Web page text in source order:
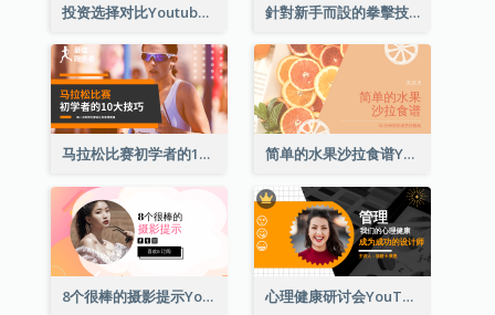
投资选择对比Youtube影片缩图 針對新手而設的拳擊技巧Youtube影片縮圖
马拉松比赛初学者的10大技巧YouTube影片缩图 简单的水果沙拉食谱Youtube影片缩图
8个很棒的摄影提示Youtube影片缩图 心理健康研讨会YouTube影片缩图